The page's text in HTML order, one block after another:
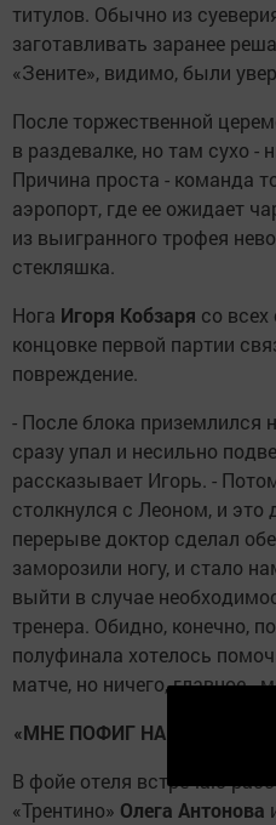
титулов. Обычно из
заготавливать заранее
«Зените», видимо, были
После торжественной
в раздевалке, но там сухо -
Причина проста - команда
аэропорт, где ее ожидает
из выигранного трофея
стекляшка.
Нога Игоря Кобзаря со
концовке первой партии
повреждение.
- После блока приземлился
сразу упал и несильно
рассказывает Игорь. -
столкнулся с Леоном, и
перерыве доктор сделал
заморозили ногу, и стало
выйти в случае
тренера. Обидно, конечно,
полуфинала хотелось
матче, но ничего, главное -
«МНЕ ПОФИГ НА МОЮ
В фойе отеля встречаю
«Трентино» Олега Антонова